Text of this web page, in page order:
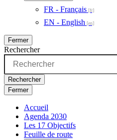
FR - Français
EN - English
Fermer
Rechercher
Rechercher
Fermer
Accueil
Agenda 2030
Les 17 Objectifs
Feuille de route